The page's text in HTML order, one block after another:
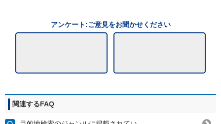
アンケート:ご意見をお聞かせください
関連するFAQ